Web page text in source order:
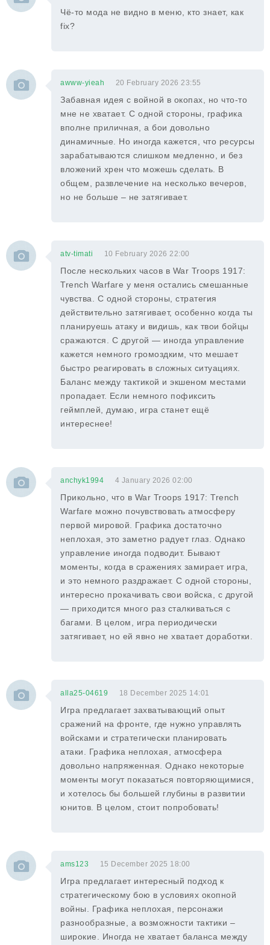
Чё-то мода не видно в меню, кто знает, как
fix?
awww-yieah 20 February 2026 23:55
Забавная идея с войной в окопах, но что-то
мне не хватает. С одной стороны, графика
вполне приличная, а бои довольно
динамичные. Но иногда кажется, что ресурсы
зарабатываются слишком медленно, и без
вложений хрен что можешь сделать. В
общем, развлечение на несколько вечеров,
но не больше – не затягивает.
atv-timati 10 February 2026 22:00
После нескольких часов в War Troops 1917:
Trench Warfare у меня остались смешанные
чувства. С одной стороны, стратегия
действительно затягивает, особенно когда ты
планируешь атаку и видишь, как твои бойцы
сражаются. С другой — иногда управление
кажется немного громоздким, что мешает
быстро реагировать в сложных ситуациях.
Баланс между тактикой и экшеном местами
пропадает. Если немного пофиксить
геймплей, думаю, игра станет ещё
интереснее!
anchyk1994 4 January 2026 02:00
Прикольно, что в War Troops 1917: Trench
Warfare можно почувствовать атмосферу
первой мировой. Графика достаточно
неплохая, это заметно радует глаз. Однако
управление иногда подводит. Бывают
моменты, когда в сражениях замирает игра,
и это немного раздражает. С одной стороны,
интересно прокачивать свои войска, с другой
— приходится много раз сталкиваться с
багами. В целом, игра периодически
затягивает, но ей явно не хватает доработки.
alla25-04619 18 December 2025 14:01
Игра предлагает захватывающий опыт
сражений на фронте, где нужно управлять
войсками и стратегически планировать
атаки. Графика неплохая, атмосфера
довольно напряженная. Однако некоторые
моменты могут показаться повторяющимися,
и хотелось бы большей глубины в развитии
юнитов. В целом, стоит попробовать!
ams123 15 December 2025 18:00
Игра предлагает интересный подход к
стратегическому бою в условиях окопной
войны. Графика неплохая, персонажи
разнообразные, а возможности тактики –
широкие. Иногда не хватает баланса между